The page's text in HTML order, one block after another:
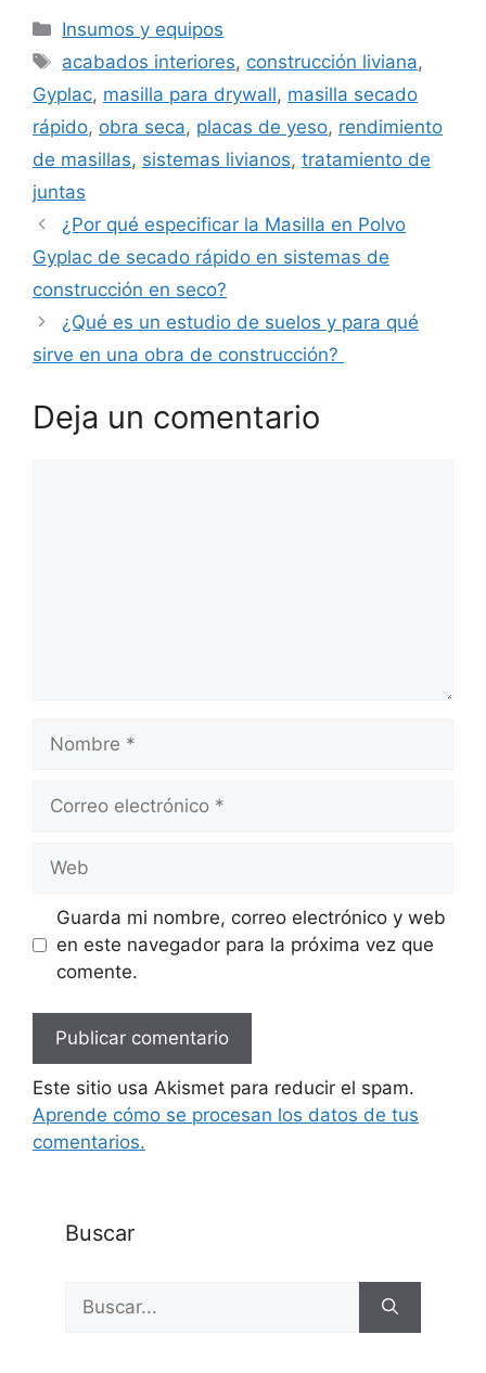
Categorías
Insumos y equipos
Etiquetas
acabados interiores, construcción liviana,
Gyplac, masilla para drywall, masilla secado
rápido, obra seca, placas de yeso, rendimiento
de masillas, sistemas livianos, tratamiento de
juntas
¿Por qué especificar la Masilla en Polvo
Gyplac de secado rápido en sistemas de
construcción en seco?
¿Qué es un estudio de suelos y para qué
sirve en una obra de construcción?
Deja un comentario
electrónico
Guarda mi nombre, correo electrónico y web
en este navegador para la próxima vez que
comente.
Este sitio usa Akismet para reducir el spam.
Aprende cómo se procesan los datos de tus
comentarios.
Buscar